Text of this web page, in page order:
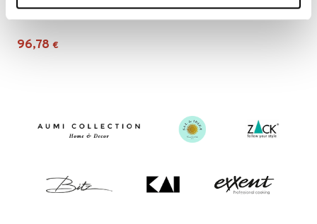
Old Farmer Black grilliaterimet 4+4 osaa
96,78 €